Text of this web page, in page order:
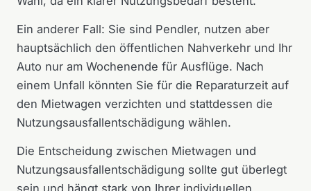
Ein anderer Fall: Sie sind Pendler, nutzen aber
hauptsächlich den öffentlichen Nahverkehr und Ihr
Auto nur am Wochenende für Ausflüge. Nach
einem Unfall könnten Sie für die Reparaturzeit auf
den Mietwagen verzichten und stattdessen die
Nutzungsausfallentschädigung wählen.
Die Entscheidung zwischen Mietwagen und
Nutzungsausfallentschädigung sollte gut überlegt
sein und hängt stark von Ihrer individuellen